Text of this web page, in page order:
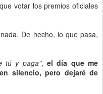
votar los premios oficiales
De hecho, lo que pasa,
tú y paga", el día que me
silencio, pero dejaré de